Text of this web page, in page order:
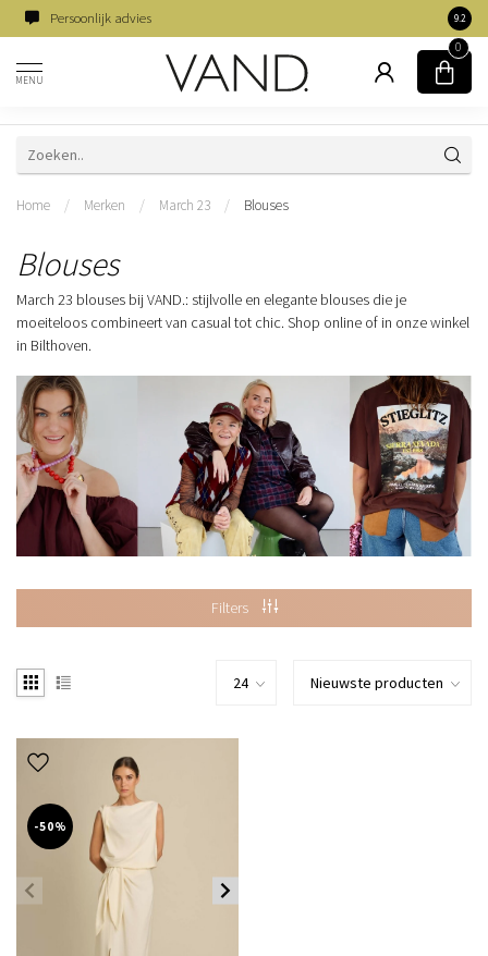
Persoonlijk advies 9.2
MENU
0
Home / Merken / March 23 / Blouses
Blouses
March 23 blouses bij VAND.: stijlvolle en elegante blouses die je
moeiteloos combineert van casual tot chic. Shop online of in onze winkel
in Bilthoven.
Filters
-50%